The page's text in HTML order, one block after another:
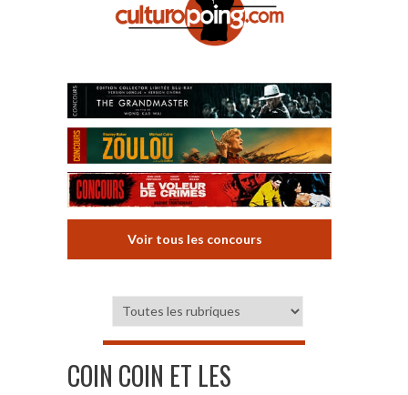
Voir tous les concours
COIN COIN ET LES